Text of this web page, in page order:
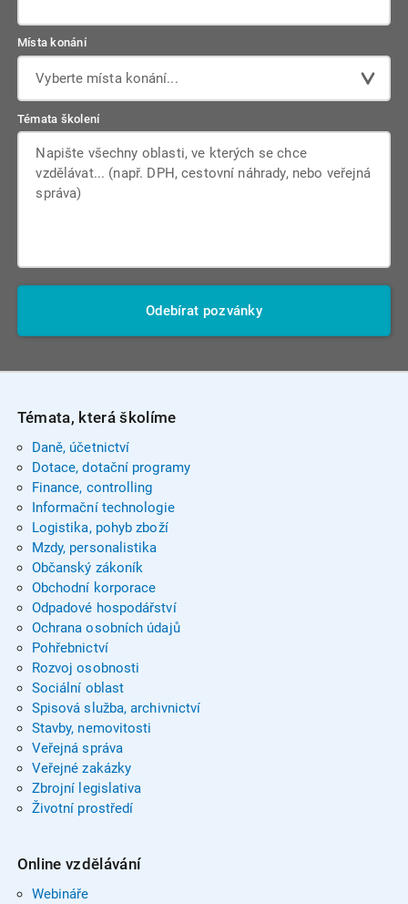
Místa konání
Vyberte místa konání...
Témata školení
Odebírat pozvánky
Témata, která školíme
Daně, účetnictví
Dotace, dotační programy
Finance, controlling
Informační technologie
Logistika, pohyb zboží
Mzdy, personalistika
Občanský zákoník
Obchodní korporace
Odpadové hospodářství
Ochrana osobních údajů
Pohřebnictví
Rozvoj osobnosti
Sociální oblast
Spisová služba, archivnictví
Stavby, nemovitosti
Veřejná správa
Veřejné zakázky
Zbrojní legislativa
Životní prostředí
Online vzdělávání
Webináře